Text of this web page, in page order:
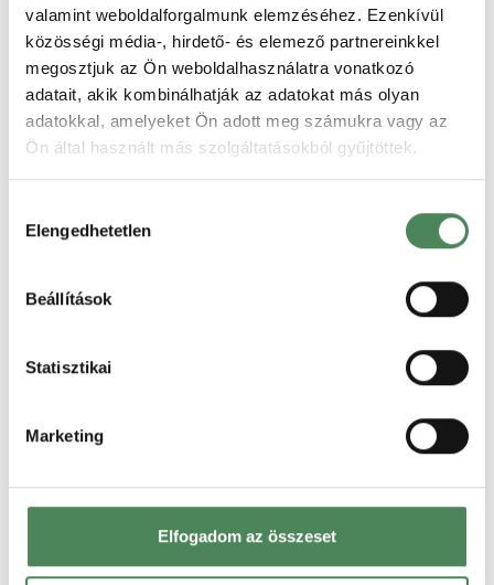
valamint weboldalforgalmunk elemzéséhez. Ezenkívül
közösségi média-, hirdető- és elemező partnereinkkel
megosztjuk az Ön weboldalhasználatra vonatkozó
adatait, akik kombinálhatják az adatokat más olyan
adatokkal, amelyeket Ön adott meg számukra vagy az
Ön által használt más szolgáltatásokból gyűjtöttek.
kiválasztása
Elengedhetetlen
Beállítások
Statisztikai
Marketing
Elfogadom az összeset
előző téma következő téma
Hosszú évek óta a projekt jogi szakmai
felelőse. Az irodavezető dr. Németh Ádám